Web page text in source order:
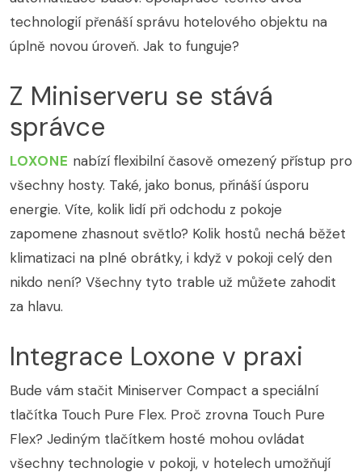
technologií přenáší správu hotelového objektu na
úplně novou úroveň. Jak to funguje?
Z Miniserveru se stává
správce
LOXONE nabízí flexibilní časově omezený přístup pro
všechny hosty. Také, jako bonus, přináší úsporu
energie. Víte, kolik lidí při odchodu z pokoje
zapomene zhasnout světlo? Kolik hostů nechá běžet
klimatizaci na plné obrátky, i když v pokoji celý den
nikdo není? Všechny tyto trable už můžete zahodit
za hlavu.
Integrace Loxone v praxi
Bude vám stačit Miniserver Compact a speciální
tlačítka Touch Pure Flex. Proč zrovna Touch Pure
Flex? Jediným tlačítkem hosté mohou ovládat
všechny technologie v pokoji, v hotelech umožňují